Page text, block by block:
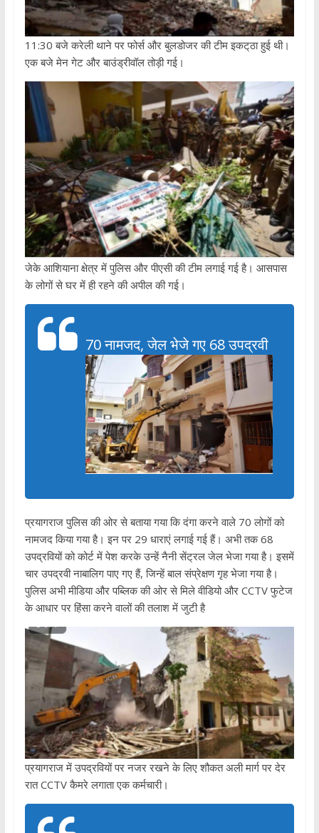
11:30 बजे करेली थाने पर फोर्स और बुलडोजर की टीम इकट्‌ठा हुई थी।
एक बजे मेन गेट और बाउंड्रीवॉल तोड़ी गई।
जेके आशियाना क्षेत्र में पुलिस और पीएसी की टीम लगाई गई है। आसपास
के लोगों से घर में ही रहने की अपील की गई।
70 नामजद, जेल भेजे गए 68 उपद्रवी
प्रयागराज पुलिस की ओर से बताया गया कि दंगा करने वाले 70 लोगों को
नामजद किया गया है। इन पर 29 धाराएं लगाई गई हैं। अभी तक 68
उपद्रवियों को कोर्ट में पेश करके उन्हें नैनी सेंट्रल जेल भेजा गया है। इसमें
चार उपद्रवी नाबालिग पाए गए हैं, जिन्हें बाल संप्रेक्षण गृह भेजा गया है।
पुलिस अभी मीडिया और पब्लिक की ओर से मिले वीडियो और CCTV फुटेज
के आधार पर हिंसा करने वालों की तलाश में जुटी है
प्रयागराज में उपद्रवियों पर नजर रखने के लिए शौकत अली मार्ग पर देर
रात CCTV कैमरे लगाता एक कर्मचारी।